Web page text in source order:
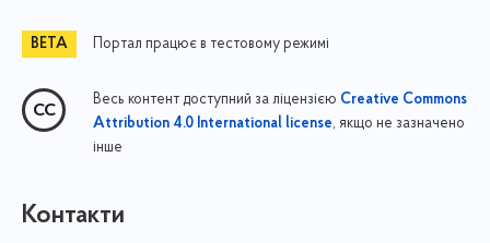
Портал працює в тестовому режимі
Весь контент доступний за ліцензією Creative Commons
Attribution 4.0 International license, якщо не зазначено
інше
Контакти